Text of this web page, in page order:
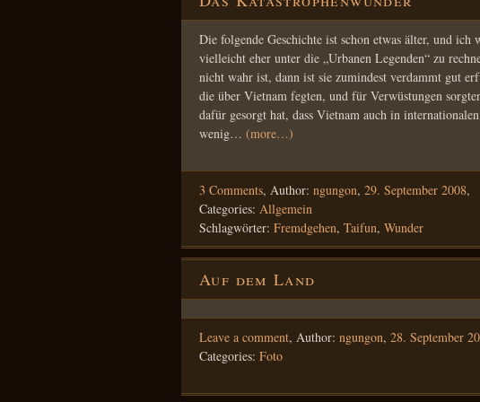
Die folgende Geschichte ist schon etwas älter, und
vielleicht eher unter die „Urbanen Legenden“ zu
nicht wahr ist, dann ist sie zumindest verdammt gut
die über Vietnam fegten, und für Verwüstungen
dafür gesorgt hat, dass Vietnam auch in
wenig… (more…)
3 Comments, Author: ngungon, 29. September 2008,
Categories: Allgemein
Schlagwörter: Fremdgehen, Taifun, Wunder
Auf dem Land
Leave a comment, Author: ngungon, 28. September
Categories: Foto